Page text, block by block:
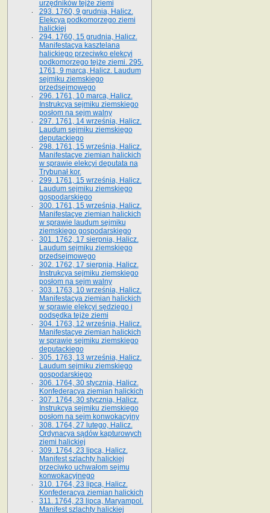
urzędników tejże ziemi
293. 1760, 9 grudnia, Halicz.
Elekcya podkomorzego ziemi
halickiej
294. 1760, 15 grudnia, Halicz.
Manifestacya kasztelana
halickiego przeciwko elekcyi
podkomorzego tejże ziemi. 295.
1761, 9 marca, Halicz. Laudum
sejmiku ziemskiego
przedsejmowego
296. 1761, 10 marca, Halicz.
Instrukcya sejmiku ziemskiego
posłom na sejm walny
297. 1761, 14 września, Halicz.
Laudum sejmiku ziemskiego
deputackiego
298. 1761, 15 września, Halicz.
Manifestacye ziemian halickich
w sprawie elekcyi deputata na
Trybunał kor.
299. 1761, 15 września, Halicz.
Laudum sejmiku ziemskiego
gospodarskiego
300. 1761, 15 września, Halicz.
Manifestacye ziemian halickich
w sprawie laudum sejmiku
ziemskiego gospodarskiego
301. 1762, 17 sierpnia, Halicz.
Laudum sejmiku ziemskiego
przedsejmowego
302. 1762, 17 sierpnia, Halicz.
Instrukcya sejmiku ziemskiego
posłom na sejm walny
303. 1763, 10 września, Halicz.
Manifestacya ziemian halickich
w sprawie elekcyi sędziego i
podsędka tejże ziemi
304. 1763, 12 września, Halicz.
Manifestacye ziemian halickich
w sprawie sejmiku ziemskiego
deputackiego
305. 1763, 13 września, Halicz.
Laudum sejmiku ziemskiego
gospodarskiego
306. 1764, 30 stycznia, Halicz.
Konfederacya ziemian halickich
307. 1764, 30 stycznia, Halicz.
Instrukcya sejmiku ziemskiego
posłom na sejm konwokacyjny
308. 1764, 27 lutego, Halicz.
Ordynacya sądów kapturowych
ziemi halickiej
309. 1764, 23 lipca, Halicz.
Manifest szlachty halickiej
przeciwko uchwałom sejmu
konwokacyjnego
310. 1764, 23 lipca, Halicz.
Konfederacya ziemian halickich
311. 1764, 23 lipca, Maryampol.
Manifest szlachty halickiej